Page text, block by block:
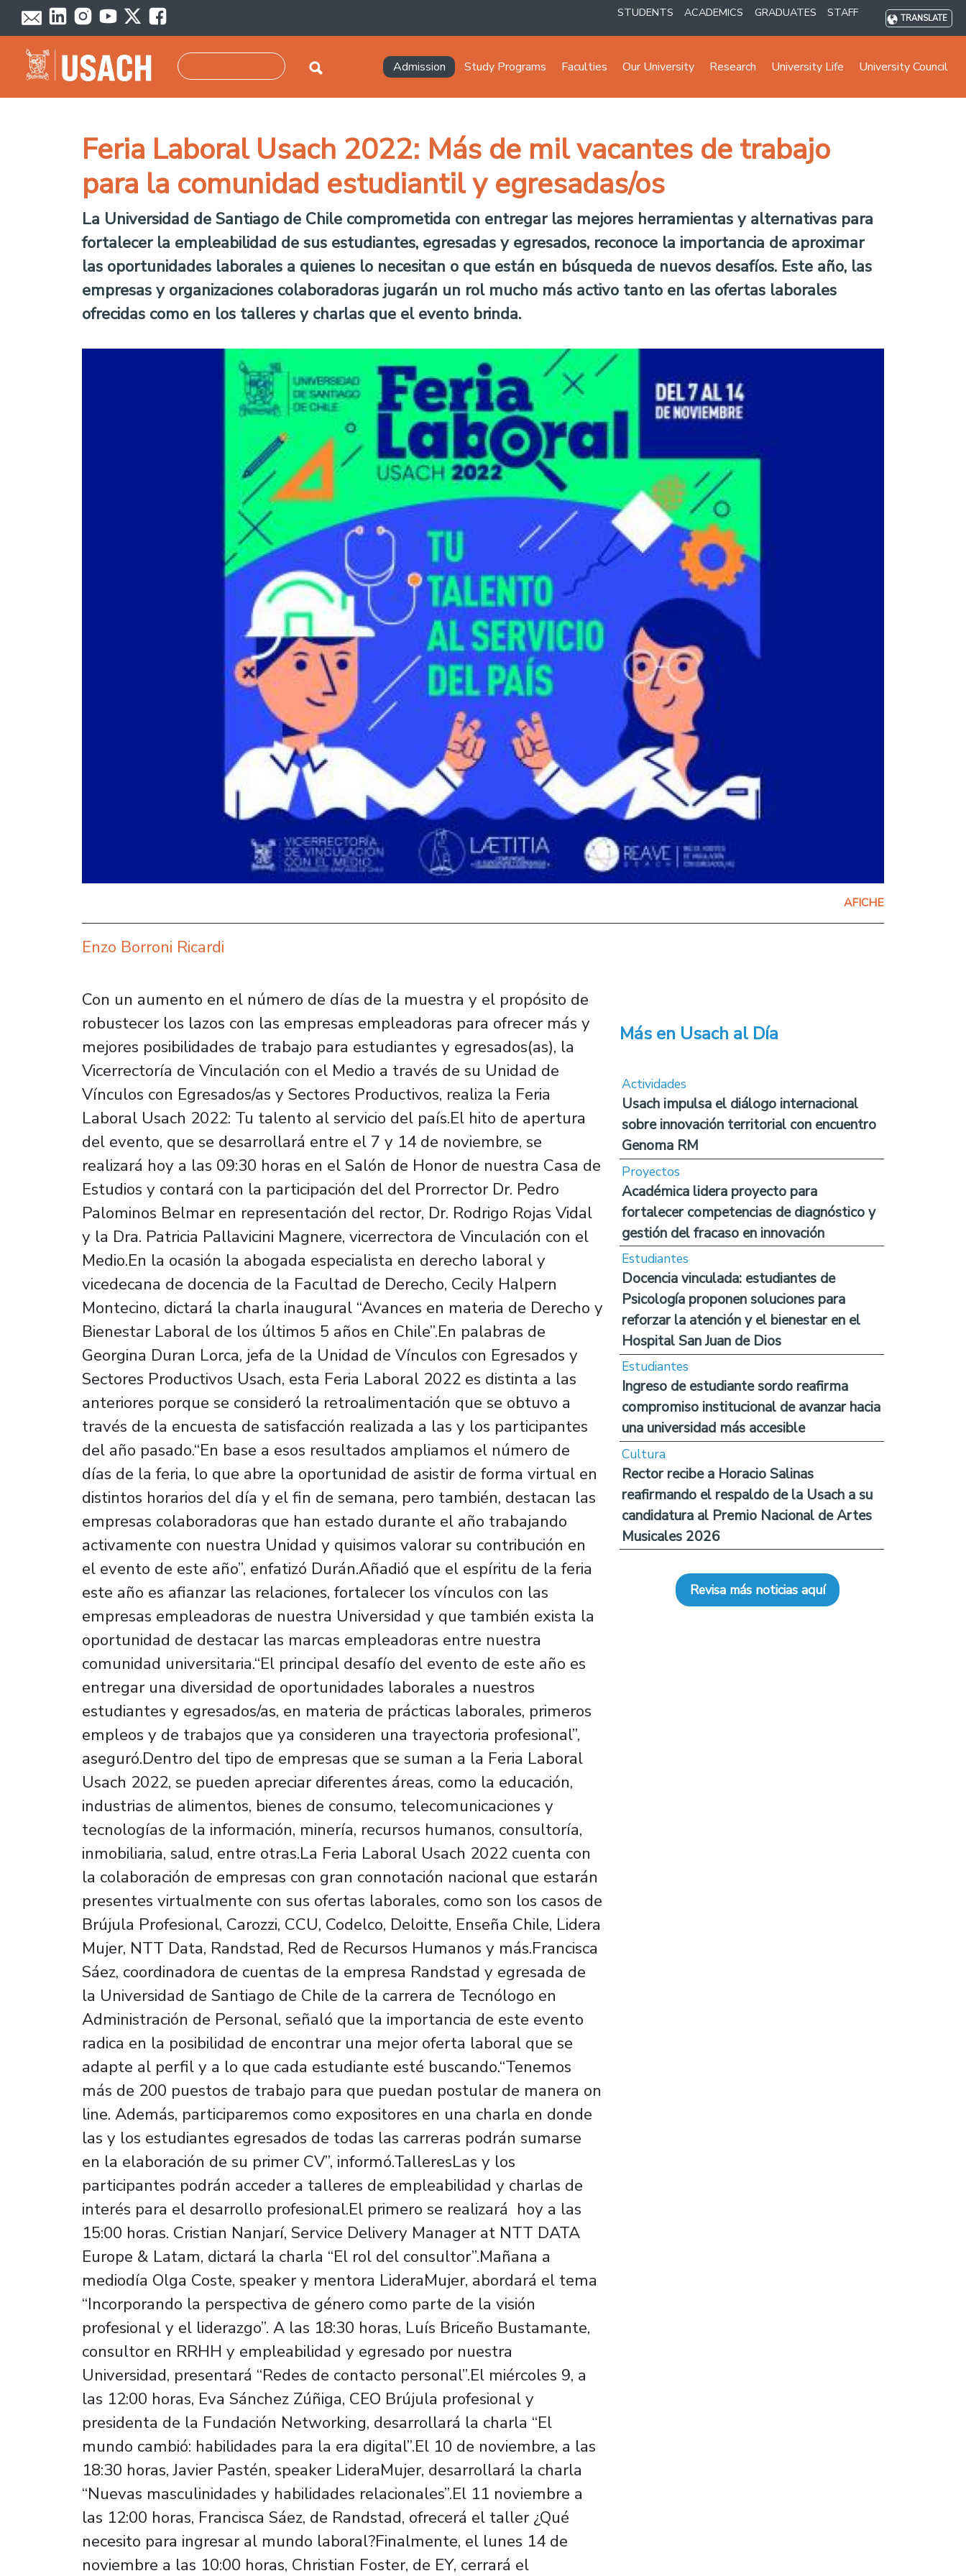
Skip to main content STUDENTS ACADEMICS GRADUATES STAFF TRANSLATE
Navegación principal
Admission Study Programs Faculties Our University Research University Life University Council
Feria Laboral Usach 2022: Más de mil vacantes de trabajo
para la comunidad estudiantil y egresadas/os
La Universidad de Santiago de Chile comprometida con entregar las mejores herramientas y alternativas para
fortalecer la empleabilidad de sus estudiantes, egresadas y egresados, reconoce la importancia de aproximar
las oportunidades laborales a quienes lo necesitan o que están en búsqueda de nuevos desafíos. Este año, las
empresas y organizaciones colaboradoras jugarán un rol mucho más activo tanto en las ofertas laborales
ofrecidas como en los talleres y charlas que el evento brinda.
AFICHE
Enzo Borroni Ricardi
Con un aumento en el número de días de la muestra y el propósito de
robustecer los lazos con las empresas empleadoras para ofrecer más y
mejores posibilidades de trabajo para estudiantes y egresados(as), la
Vicerrectoría de Vinculación con el Medio a través de su Unidad de
Vínculos con Egresados/as y Sectores Productivos, realiza la Feria
Laboral Usach 2022: Tu talento al servicio del país.El hito de apertura
del evento, que se desarrollará entre el 7 y 14 de noviembre, se
realizará hoy a las 09:30 horas en el Salón de Honor de nuestra Casa de
Estudios y contará con la participación del del Prorrector Dr. Pedro
Palominos Belmar en representación del rector, Dr. Rodrigo Rojas Vidal
y la Dra. Patricia Pallavicini Magnere, vicerrectora de Vinculación con el
Medio.En la ocasión la abogada especialista en derecho laboral y
vicedecana de docencia de la Facultad de Derecho, Cecily Halpern
Montecino, dictará la charla inaugural “Avances en materia de Derecho y
Bienestar Laboral de los últimos 5 años en Chile”.En palabras de
Georgina Duran Lorca, jefa de la Unidad de Vínculos con Egresados y
Sectores Productivos Usach, esta Feria Laboral 2022 es distinta a las
anteriores porque se consideró la retroalimentación que se obtuvo a
través de la encuesta de satisfacción realizada a las y los participantes
del año pasado.“En base a esos resultados ampliamos el número de
días de la feria, lo que abre la oportunidad de asistir de forma virtual en
distintos horarios del día y el fin de semana, pero también, destacan las
empresas colaboradoras que han estado durante el año trabajando
activamente con nuestra Unidad y quisimos valorar su contribución en
el evento de este año”, enfatizó Durán.Añadió que el espíritu de la feria
este año es afianzar las relaciones, fortalecer los vínculos con las
empresas empleadoras de nuestra Universidad y que también exista la
oportunidad de destacar las marcas empleadoras entre nuestra
comunidad universitaria.“El principal desafío del evento de este año es
entregar una diversidad de oportunidades laborales a nuestros
estudiantes y egresados/as, en materia de prácticas laborales, primeros
empleos y de trabajos que ya consideren una trayectoria profesional”,
aseguró.Dentro del tipo de empresas que se suman a la Feria Laboral
Usach 2022, se pueden apreciar diferentes áreas, como la educación,
industrias de alimentos, bienes de consumo, telecomunicaciones y
tecnologías de la información, minería, recursos humanos, consultoría,
inmobiliaria, salud, entre otras.La Feria Laboral Usach 2022 cuenta con
la colaboración de empresas con gran connotación nacional que estarán
presentes virtualmente con sus ofertas laborales, como son los casos de
Brújula Profesional, Carozzi, CCU, Codelco, Deloitte, Enseña Chile, Lidera
Mujer, NTT Data, Randstad, Red de Recursos Humanos y más.Francisca
Sáez, coordinadora de cuentas de la empresa Randstad y egresada de
la Universidad de Santiago de Chile de la carrera de Tecnólogo en
Administración de Personal, señaló que la importancia de este evento
radica en la posibilidad de encontrar una mejor oferta laboral que se
adapte al perfil y a lo que cada estudiante esté buscando.“Tenemos
más de 200 puestos de trabajo para que puedan postular de manera on
line. Además, participaremos como expositores en una charla en donde
las y los estudiantes egresados de todas las carreras podrán sumarse
en la elaboración de su primer CV”, informó.TalleresLas y los
participantes podrán acceder a talleres de empleabilidad y charlas de
interés para el desarrollo profesional.El primero se realizará hoy a las
15:00 horas. Cristian Nanjarí, Service Delivery Manager at NTT DATA
Europe & Latam, dictará la charla “El rol del consultor”.Mañana a
mediodía Olga Coste, speaker y mentora LideraMujer, abordará el tema
“Incorporando la perspectiva de género como parte de la visión
profesional y el liderazgo”. A las 18:30 horas, Luís Briceño Bustamante,
consultor en RRHH y empleabilidad y egresado por nuestra
Universidad, presentará “Redes de contacto personal”.El miércoles 9, a
las 12:00 horas, Eva Sánchez Zúñiga, CEO Brújula profesional y
presidenta de la Fundación Networking, desarrollará la charla “El
mundo cambió: habilidades para la era digital”.El 10 de noviembre, a las
18:30 horas, Javier Pastén, speaker LideraMujer, desarrollará la charla
“Nuevas masculinidades y habilidades relacionales”.El 11 noviembre a
las 12:00 horas, Francisca Sáez, de Randstad, ofrecerá el taller ¿Qué
necesito para ingresar al mundo laboral?Finalmente, el lunes 14 de
noviembre a las 10:00 horas, Christian Foster, de EY, cerrará el
Más en Usach al Día
Actividades
Usach impulsa el diálogo internacional
sobre innovación territorial con encuentro
Genoma RM
Proyectos
Académica lidera proyecto para
fortalecer competencias de diagnóstico y
gestión del fracaso en innovación
Estudiantes
Docencia vinculada: estudiantes de
Psicología proponen soluciones para
reforzar la atención y el bienestar en el
Hospital San Juan de Dios
Estudiantes
Ingreso de estudiante sordo reafirma
compromiso institucional de avanzar hacia
una universidad más accesible
Cultura
Rector recibe a Horacio Salinas
reafirmando el respaldo de la Usach a su
candidatura al Premio Nacional de Artes
Musicales 2026
Revisa más noticias aquí